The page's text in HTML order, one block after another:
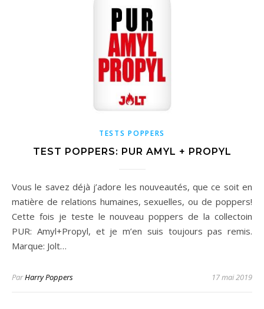
TESTS POPPERS
TEST POPPERS: PUR AMYL + PROPYL
Vous le savez déjà j’adore les nouveautés, que ce soit en
matière de relations humaines, sexuelles, ou de poppers!
Cette fois je teste le nouveau poppers de la collectoin
PUR: Amyl+Propyl, et je m’en suis toujours pas remis.
Marque: Jolt…
ParHarry Poppers 17 mai 2019